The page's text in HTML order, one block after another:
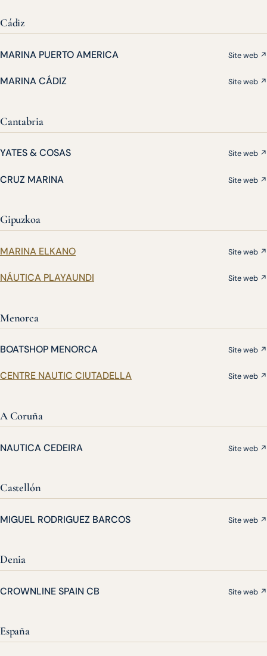
Cádiz
MARINA PUERTO AMERICA Site web ↗
MARINA CÁDIZ Site web ↗
Cantabria
YATES & COSAS Site web ↗
CRUZ MARINA Site web ↗
Gipuzkoa
MARINA ELKANO Site web ↗
NÁUTICA PLAYAUNDI Site web ↗
Menorca
BOATSHOP MENORCA Site web ↗
CENTRE NAUTIC CIUTADELLA Site web ↗
A Coruña
NAUTICA CEDEIRA Site web ↗
Castellón
MIGUEL RODRIGUEZ BARCOS Site web ↗
Denia
CROWNLINE SPAIN CB Site web ↗
España